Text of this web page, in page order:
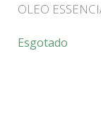
OLEO
Esgotado